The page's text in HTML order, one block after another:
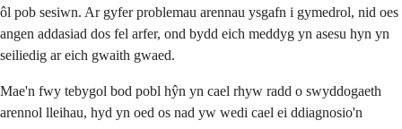
ôl pob sesiwn. Ar gyfer problemau arennau ysgafn i gymedrol, nid oes
angen addasiad dos fel arfer, ond bydd eich meddyg yn asesu hyn yn
seiliedig ar eich gwaith gwaed.
Mae'n fwy tebygol bod pobl hŷn yn cael rhyw radd o swyddogaeth
arennol lleihau, hyd yn oed os nad yw wedi cael ei ddiagnosio'n